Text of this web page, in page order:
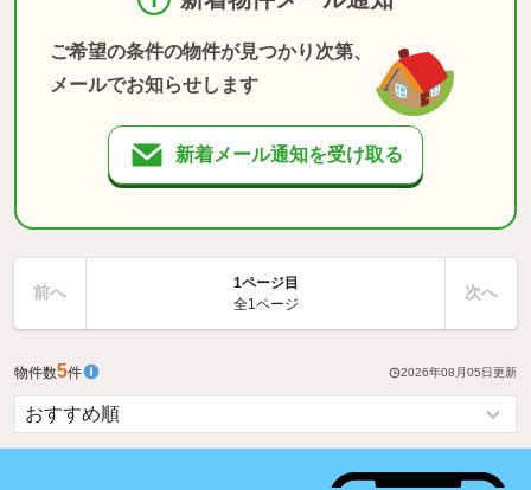
ご希望の条件の物件が見つかり次第、
メールでお知らせします
新着メール通知を受け取る
前へ
1ページ目
全1ページ
次へ
物件数5件 2026年08月05日更新